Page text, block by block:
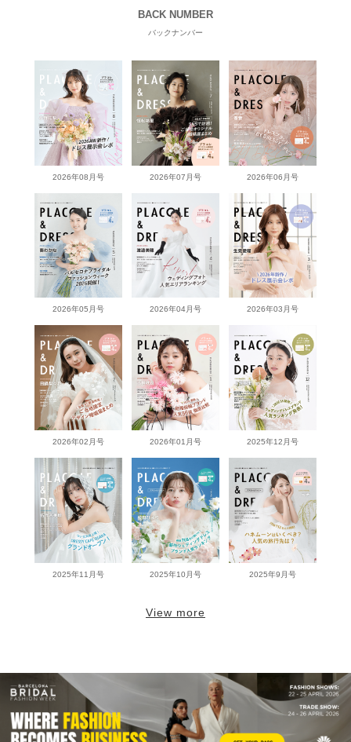
BACK NUMBER
バックナンバー
2026年08月号 2026年07月号 2026年06月号
2026年05月号 2026年04月号 2026年03月号
2026年02月号 2026年01月号 2025年12月号
2025年11月号 2025年10月号 2025年9月号
View more